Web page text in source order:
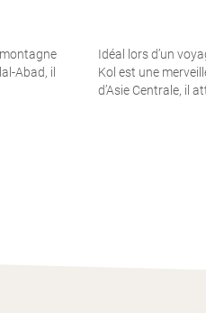
Abad, il
Idéal lors d’un
Kol est une
d’Asie Centrale, il